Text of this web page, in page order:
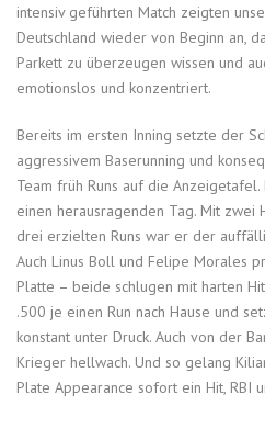
intensiv geführten Match zeigten
Deutschland wieder von Beginn an,
Parkett zu überzeugen wissen und
emotionslos und konzentriert.
Bereits im ersten Inning setzte der
aggressivem Baserunning und
Team früh Runs auf die
einen herausragenden Tag. Mit zwei
drei erzielten Runs war er der
Auch Linus Boll und Felipe Morales
Platte – beide schlugen mit harten
.500 je einen Run nach Hause und
konstant unter Druck. Auch von der
Krieger hellwach. Und so gelang
Plate Appearance sofort ein Hit, RBI